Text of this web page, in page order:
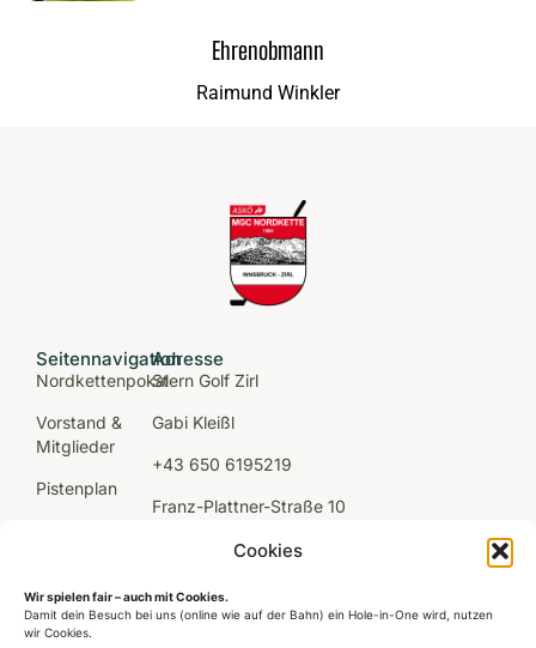
Cookies
Wir spielen fair – auch mit Cookies.
Damit dein Besuch bei uns (online wie auf der Bahn) ein Hole-in-One wird, nutzen
wir Cookies.
Ehrenobmann
Raimund Winkler
Seitennavigation
Nordkettenpokal
Vorstand &
Mitglieder
Pistenplan
TBGV
Adresse
Stern Golf Zirl
Gabi Kleißl
+43 650 6195219
Franz-Plattner-Straße 10